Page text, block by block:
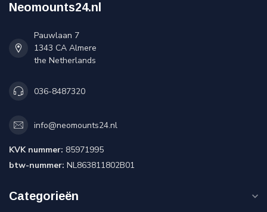
Neomounts24.nl
Pauwlaan 7
1343 CA Almere
the Netherlands
036-8487320
info@neomounts24.nl
KVK nummer: 85971995
btw-nummer: NL863811802B01
Categorieën